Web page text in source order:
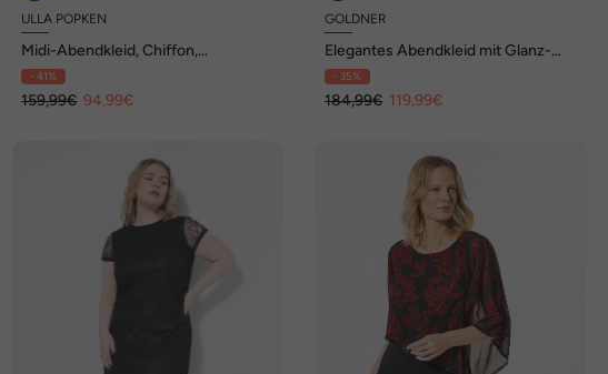
ULLA POPKEN
Midi-Abendkleid, Chiffon,
Drapierung
- 41%
159,99€ 94,99€
GOLDNER
Elegantes Abendkleid mit Glanz-
Effekt
- 35%
184,99€ 119,99€